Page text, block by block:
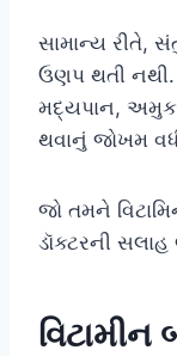
સામાન્ય રીતે,
ઉણપ થતી
મદ્યપાન, અમુક
થવાનું જોખમ
જો તમને
ડૉક્ટરની